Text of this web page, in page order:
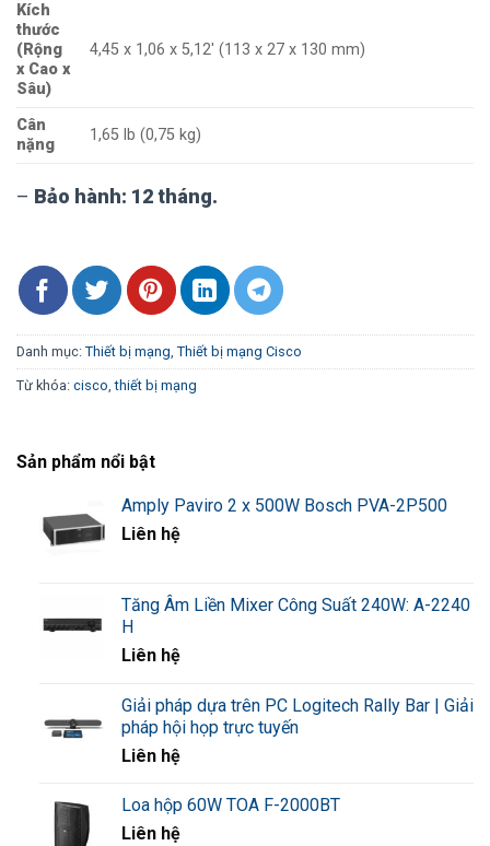
Kích
thước
(Rộng
x Cao x
Sâu)
4,45 x 1,06 x 5,12′ (113 x 27 x 130 mm)
Cân
nặng
1,65 lb (0,75 kg)
– Bảo hành: 12 tháng.
Danh mục: Thiết bị mạng Thiết bị mạng Cisco
Từ khóa: cisco ,thiết bị mạng
Sản phẩm nổi bật
Amply Paviro 2 x 500W Bosch PVA-2P500
Liên hệ
Tăng Âm Liền Mixer Công Suất 240W: A-2240
H
Liên hệ
Giải pháp dựa trên PC Logitech Rally Bar | Giải
pháp hội họp trực tuyến
Liên hệ
Loa hộp 60W TOA F-2000BT
Liên hệ